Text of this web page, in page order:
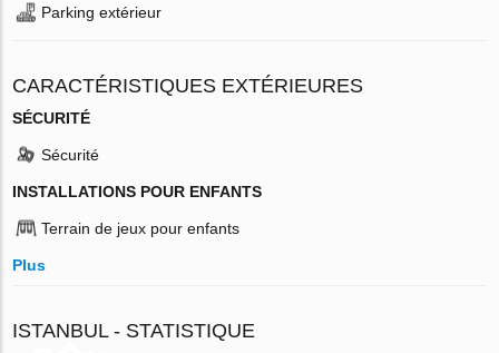
Parking extérieur
CARACTÉRISTIQUES EXTÉRIEURES
SÉCURITÉ
Sécurité
INSTALLATIONS POUR ENFANTS
Terrain de jeux pour enfants
Plus
ISTANBUL - STATISTIQUE